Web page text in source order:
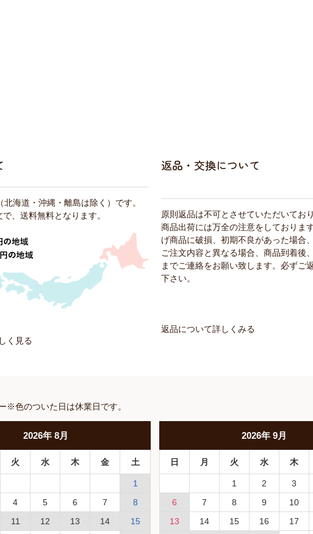
海道・沖縄・離島は除く）です。
、送料無料となります。
く見る
返品・交換について
原則返品は不可とさせていただいてお
商品出荷には万全の注意をしておりま
げ商品に破損、初期不良があった場合
ご注文内容と異なる場合、商品到着後
までご連絡をお願い致します。必ずご
下さい。
返品について詳しくみる
※色のついた日は休業日です。
2026年 8月
火 水 木 金 土
1
4 5 6 7
8
11 12 13 14 15
2026年9月
日 月 火 水 木
1 2
3
6
7 8 9
10
13
14 15 16 17